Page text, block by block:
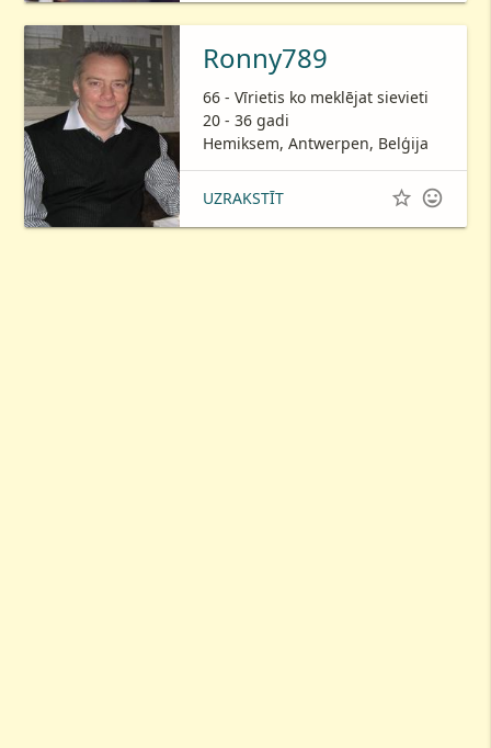
Ronny789
66 - Vīrietis ko meklējat sievieti
20 - 36 gadi
Hemiksem, Antwerpen, Belģija
UZRAKSTĪT  